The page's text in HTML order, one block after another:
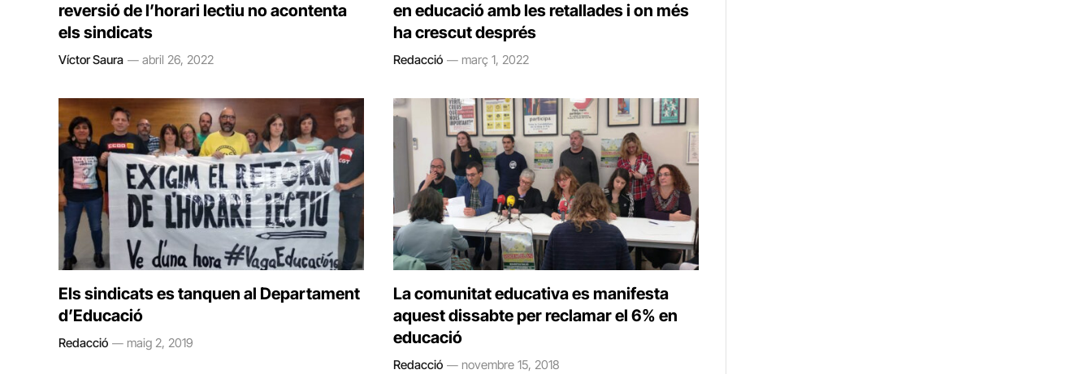
reversió de l’horari lectiu no acontenta
els sindicats
Víctor Saura abril 26, 2022
en educació amb les retallades i on més
ha crescut després
Redacció març 1, 2022
Els sindicats es tanquen al Departament
d’Educació
Redacció maig 2, 2019
La comunitat educativa es manifesta
aquest dissabte per reclamar el 6% en
educació
Redacció novembre 15, 2018